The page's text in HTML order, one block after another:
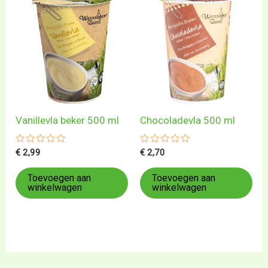
Vanillevla beker 500 ml
Gewaardeerd
uit
5
€ 2,99
Toevoegen aan
winkelwagen
Chocoladevla 500 ml
Gewaardeerd
uit
5
€ 2,70
Toevoegen aan
winkelwagen